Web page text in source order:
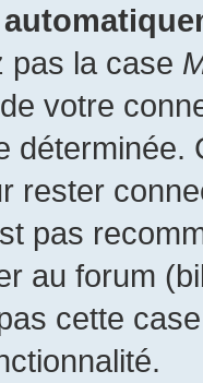
pas la case
votre
déterminée.
rester
pas
au forum
cette